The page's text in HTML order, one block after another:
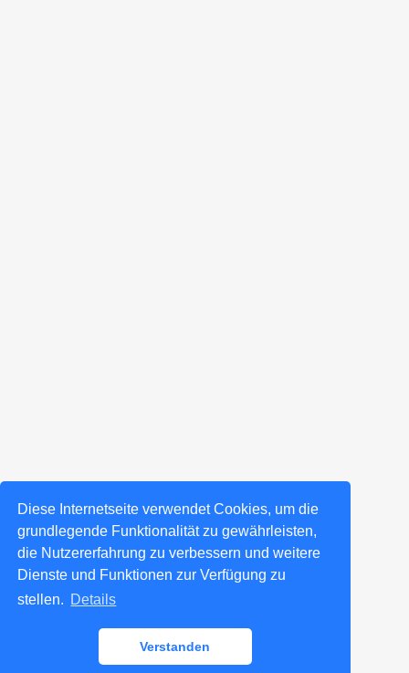
Diese Internetseite verwendet Cookies, um die
grundlegende Funktionalität zu gewährleisten,
die Nutzererfahrung zu verbessern und weitere
Dienste und Funktionen zur Verfügung zu
stellen. Details
Verstanden